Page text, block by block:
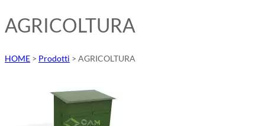
AGRICOLTURA
HOME > Prodotti > AGRICOLTURA